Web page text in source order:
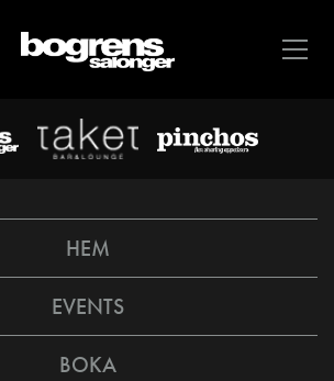
HEM
EVENTS
BOKA